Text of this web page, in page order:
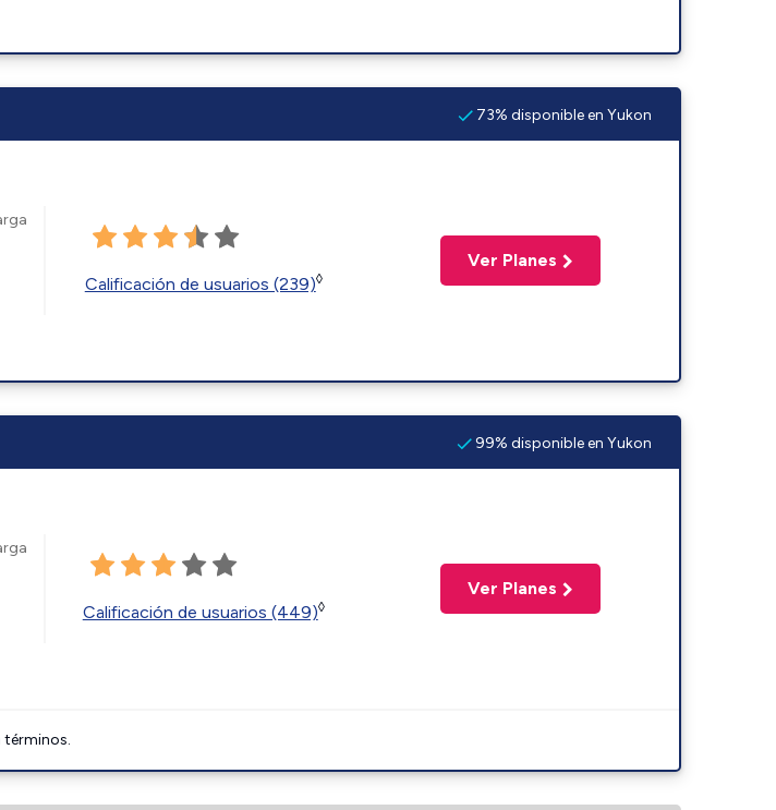
73% disponible en Yukon
Calificación de usuarios (239)◊
Ver Planes
99% disponible en Yukon
Calificación de usuarios (449)◊
Ver Planes